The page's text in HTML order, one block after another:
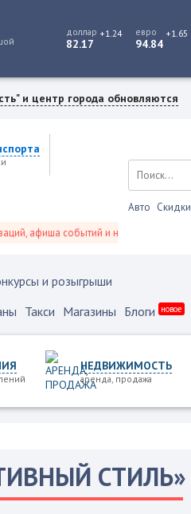
доллар
82.17
+1.24 евро
94.84
+1.65
и центр города обновляются
событий и не только это.
Авто Скидки
и розыгрыши
Такси Магазины Блоги новое
НЕДВИЖИМОСТЬ
аренда, продажа
СТИЛЬ»